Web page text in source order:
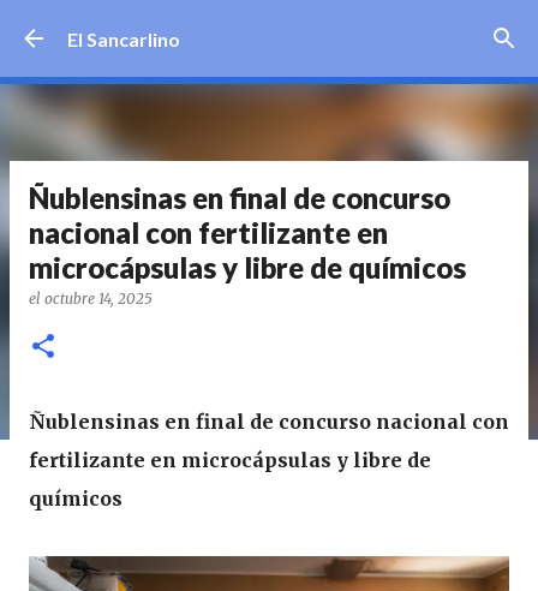
El Sancarlino
Ñublensinas en final de concurso
nacional con fertilizante en
microcápsulas y libre de químicos
el octubre 14, 2025
Ñublensinas en final de concurso nacional con
fertilizante en microcápsulas y libre de
químicos